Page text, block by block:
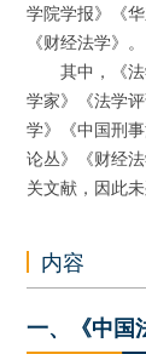
学院学报》《
《财经法学》。
其中，《法
学家》《法学
学》《中国刑
论丛》《财经
关文献，因此
内容
一、《中国